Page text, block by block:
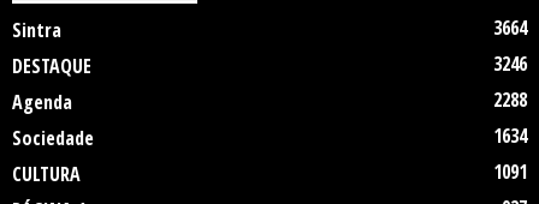
Sintra
3664
DESTAQUE
3246
Agenda
2288
Sociedade
1634
CULTURA
1091